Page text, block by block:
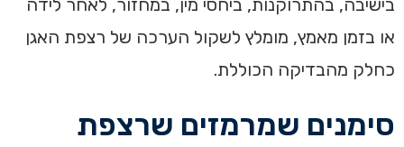
או בזמן מאמץ, מומלץ לשקול הערכה של רצפת האגן
כחלק מהבדיקה הכוללת.
סימנים שמרמזים שרצפת